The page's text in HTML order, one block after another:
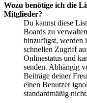
Wozu benötige ich die
Mitglieder?
Du kannst diese
Boards zu
hinzufügst, werden
schnellen Zugriff
Onlinestatus und
senden. Abhängig
Beiträge deiner
einen Benutzer
standardmäßig nicht.